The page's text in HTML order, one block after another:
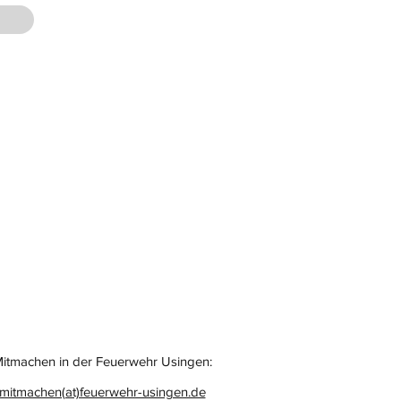
in der Feuerwehr Usingen:
usingen.de